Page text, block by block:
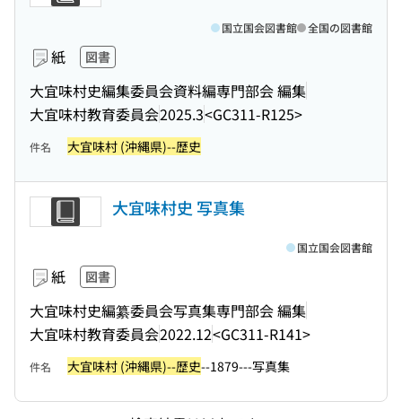
紙 図書
大宜味村史編集委員会資料編専門部会 編集
大宜味村教育委員会2025.3<GC311-R125>
国立国会図書館 全国の図書館
件名 大宜味村 (沖縄県)--歴史
大宜味村史 写真集
紙 図書
大宜味村史編纂委員会写真集専門部会 編集
大宜味村教育委員会2022.12<GC311-R141>
国立国会図書館
件名 大宜味村 (沖縄県)--歴史--1879---写真集